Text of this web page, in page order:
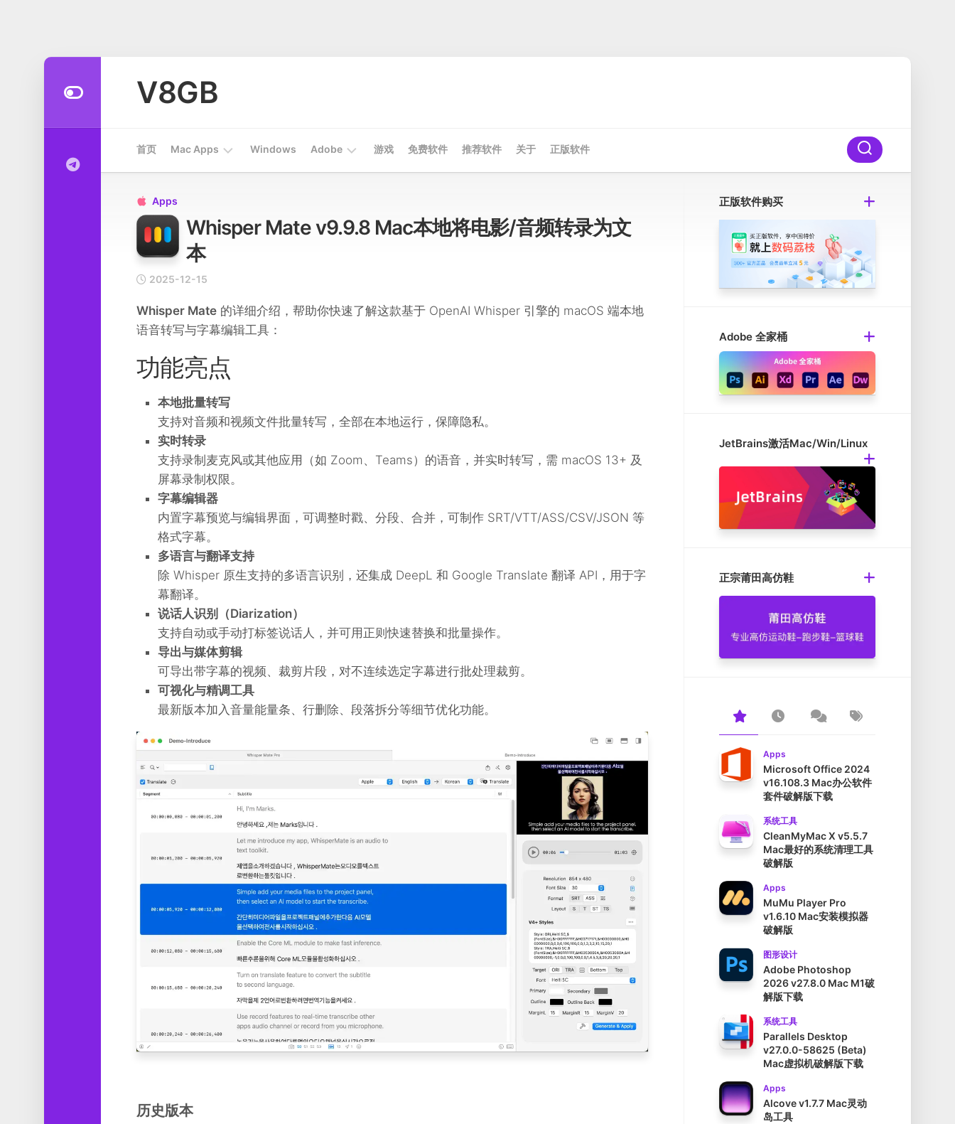
V8GB
首页 Mac Apps
开
工
统
工
具
图
设
计
媒
体
软
件
娱
乐
Windows Adobe 游戏 免费软件 推荐软件 关于 正版软件
 Apps
Whisper Mate v9.9.8 Mac本地将电影/音频转录为文
本
2025-12-15
Whisper Mate 的详细介绍，帮助你快速了解这款基于 OpenAI Whisper 引擎的 macOS 端本地
语音转写与字幕编辑工具：
功能亮点
本地批量转写
支持对音频和视频文件批量转写，全部在本地运行，保障隐私。
实时转录
支持录制麦克风或其他应用（如 Zoom、Teams）的语音，并实时转写，需 macOS 13+ 及
屏幕录制权限。
字幕编辑器
内置字幕预览与编辑界面，可调整时戳、分段、合并，可制作 SRT/VTT/ASS/CSV/JSON 等
格式字幕。
多语言与翻译支持
除 Whisper 原生支持的多语言识别，还集成 DeepL 和 Google Translate 翻译 API，用于字
幕翻译。
说话人识别（Diarization）
支持自动或手动打标签说话人，并可用正则快速替换和批量操作。
导出与媒体剪辑
可导出带字幕的视频、裁剪片段，对不连续选定字幕进行批处理裁剪。
可视化与精调工具
最新版本加入音量能量条、行删除、段落拆分等细节优化功能。
历史版本
正版软件购买
Adobe 全家桶
JetBrains激活Mac/Win/Linux
正宗莆田高仿鞋
Apps
Microsoft Office 2024
v16.108.3 Mac办公软件
套件破解版下载
系统工具
CleanMyMac X v5.5.7
Mac最好的系统清理工具
破解版
Apps
MuMu Player Pro
v1.6.10 Mac安装模拟器
破解版
图形设计
Adobe Photoshop
2026 v27.8.0 Mac M1破
解版下载
系统工具
Parallels Desktop
v27.0.0-58625 (Beta)
Mac虚拟机破解版下载
Apps
Alcove v1.7.7 Mac灵动
岛工具